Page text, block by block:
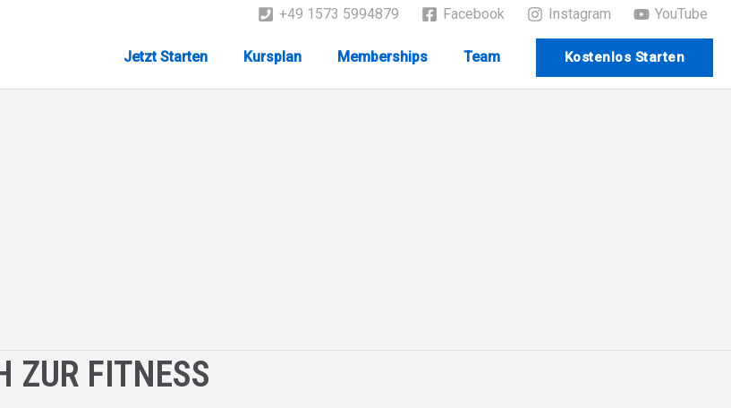
+49 1573 5994879 Facebook Instagram YouTube
Jetzt Starten Kursplan Memberships Team Kostenlos Starten
ZUR FITNESS